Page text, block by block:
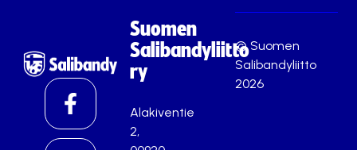
Suomen
Salibandyliitto
ry
Alakiventie
2,
© Suomen
Salibandyliitto
2026